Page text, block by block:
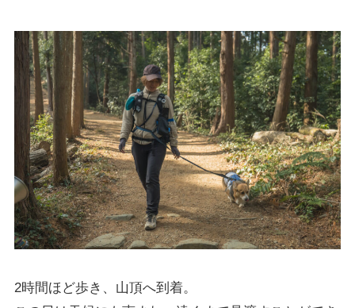
2時間ほど歩き、山頂へ到着。